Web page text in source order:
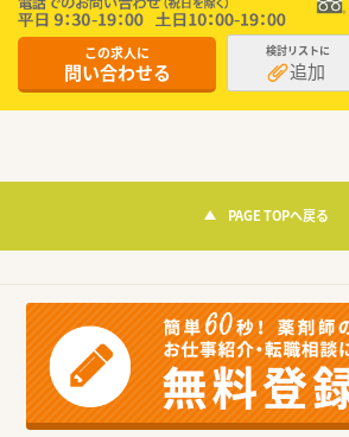
この求人に
問い合わせる
検討リストに
追加
PAGE TOPへ戻る